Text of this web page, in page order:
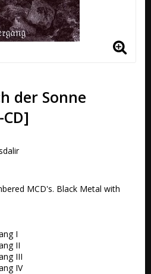
der Sonne
MCD's. Black Metal with
I
II
III
IV